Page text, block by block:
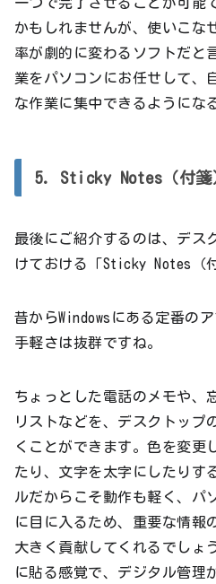
かもしれませんが、使いこな
率が劇的に変わるソフトだと
業をパソコンにお任せして、
な作業に集中できるようにな
5. Sticky Notes（付箋
最後にご紹介するのは、デス
けておける「Sticky Notes（
昔からWindowsにある定番の
手軽さは抜群ですね。
ちょっとした電話のメモや、
リストなどを、デスクトップ
くことができます。色を変更
たり、文字を太字にしたりす
ルだからこそ動作も軽く、パ
に目に入るため、重要な情報
大きく貢献してくれるでしょ
に貼る感覚で、デジタル管理